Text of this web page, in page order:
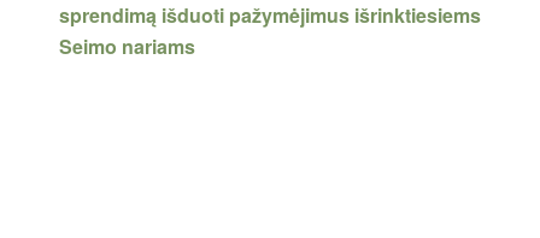
sprendimą išduoti pažymėjimus išrinktiesiems
Seimo nariams